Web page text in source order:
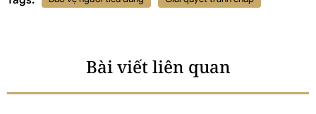
Bài viết liên quan